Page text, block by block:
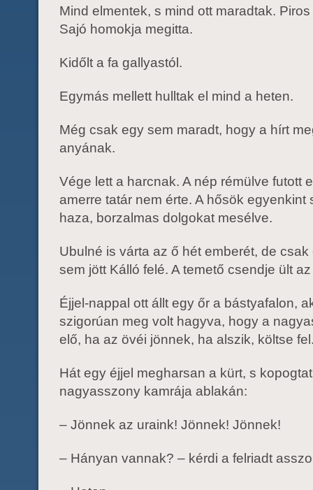
Mind elmentek, s mind ott maradtak.
Sajó homokja megitta.
Kidőlt a fa gallyastól.
Egymás mellett hulltak el mind a heten.
Még csak egy sem maradt, hogy a hírt
anyának.
Vége lett a harcnak. A nép rémülve futott
amerre tatár nem érte. A hősök egyenkint
haza, borzalmas dolgokat mesélve.
Ubulné is várta az ő hét emberét, de csak
sem jött Kálló felé. A temető csendje ült
Éjjel-nappal ott állt egy őr a bástyafalon,
szigorúan meg volt hagyva, hogy a
elő, ha az övéi jönnek, ha alszik, költse
Hát egy éjjel megharsan a kürt, s
nagyasszony kamrája ablakán:
– Jönnek az uraink! Jönnek! Jönnek!
– Hányan vannak? – kérdi a felriadt